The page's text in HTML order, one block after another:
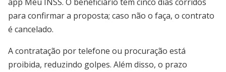
para confirmar a proposta; caso não o faça, o contrato
é cancelado.
A contratação por telefone ou procuração está
proibida, reduzindo golpes. Além disso, o prazo